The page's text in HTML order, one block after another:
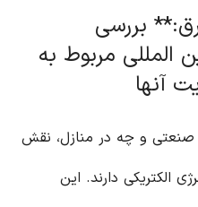
بررسی
المللی مربوط به
آنها
صنعتی و چه در منازل، نقش
الکتریکی دارند. این